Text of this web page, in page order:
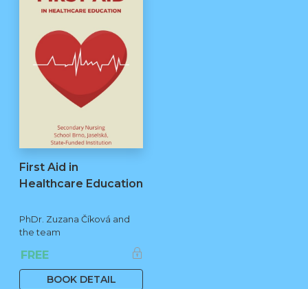
First Aid in
Healthcare Education
PhDr. Zuzana Číková and
the team
FREE
BOOK DETAIL